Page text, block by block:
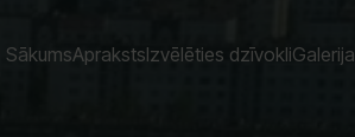
SākumsAprakstsIzvēlēties dzīvokliGalerija